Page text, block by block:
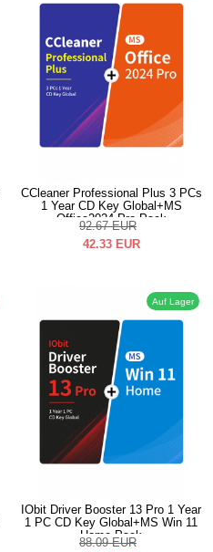
CCleaner Professional Plus 3 PCs
1 Year CD Key Global+MS
Office2024 Pro Pack
92.67 EUR
42.33 EUR
Auf Lager
IObit Driver Booster 13 Pro 1 Year
1 PC CD Key Global+MS Win 11
Home Pack
88.09 EUR